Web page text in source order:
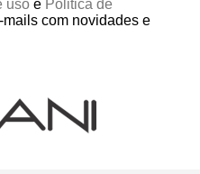
usoe Politica de
com novidades e